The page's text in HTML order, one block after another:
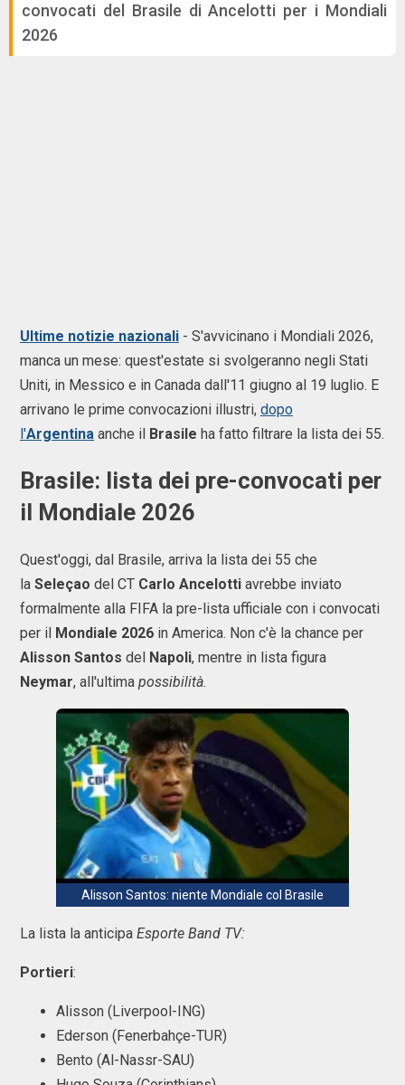
convocati del Brasile di Ancelotti per i Mondiali
2026
Ultime notizie nazionali - S'avvicinano i Mondiali 2026,
manca un mese: quest'estate si svolgeranno negli Stati
Uniti, in Messico e in Canada dall'11 giugno al 19 luglio. E
arrivano le prime convocazioni illustri, dopo
l'Argentina anche il Brasile ha fatto filtrare la lista dei 55.
Brasile: lista dei pre-convocati per
il Mondiale 2026
Quest'oggi, dal Brasile, arriva la lista dei 55 che
la Seleçao del CT Carlo Ancelotti avrebbe inviato
formalmente alla FIFA la pre-lista ufficiale con i convocati
per il Mondiale 2026 in America. Non c'è la chance per
Alisson Santos del Napoli, mentre in lista figura
Neymar, all'ultima possibilità.
Alisson Santos: niente Mondiale col Brasile
La lista la anticipa Esporte Band TV:
Portieri:
Alisson (Liverpool-ING)
Ederson (Fenerbahçe-TUR)
Bento (Al-Nassr-SAU)